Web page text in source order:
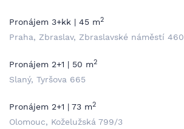
Pronájem 3+kk | 45 m2
Praha, Zbraslav, Zbraslavské náměstí 460
Pronájem 2+1 | 50 m2
Slaný, Tyršova 665
Pronájem 2+1 | 73 m2
Olomouc, Koželužská 799/3